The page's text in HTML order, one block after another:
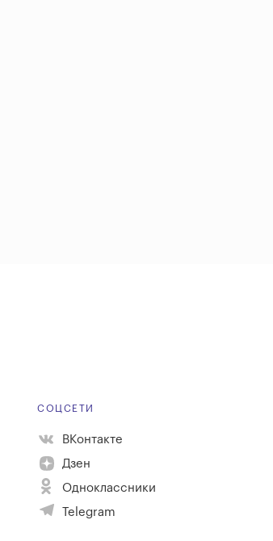
СОЦСЕТИ
ВКонтакте
Дзен
Одноклассники
Telegram